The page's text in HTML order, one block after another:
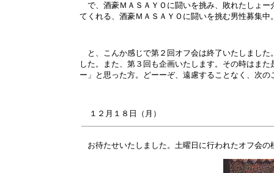
で、酒豪ＭＡＳＡＹＯに闘いを挑み、敗れたしょー
てくれる、酒豪ＭＡＳＡＹＯに闘いを挑む男性募集中
と、こんか感じで第２回オフ会は終了いたしました
した。また、第３回も企画いたします。その時はま
ー」と思った方。どーーぞ、遠慮することなく、次
１２月 １８ 日（月）
お待たせいたしました。土曜日に行われたオフ会の